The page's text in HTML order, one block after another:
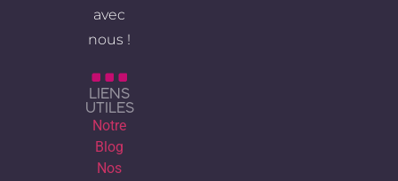
avec
nous !
LIENS
UTILES
Notre
Blog
Nos